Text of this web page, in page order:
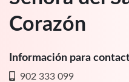
Corazón
Información para
902 333 099